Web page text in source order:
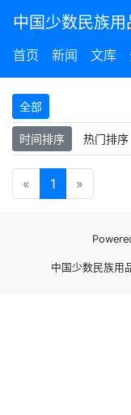
中国少数民族用
首页
新闻 文库
全部
时间排序 热门排序
« 1 »
中国少数民族用